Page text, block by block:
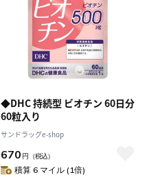
◆DHC 持続型 ビオチン 60日分
60粒入り
サンドラッグe-shop
670 円 （税込）
積算 6 マイル (1倍)